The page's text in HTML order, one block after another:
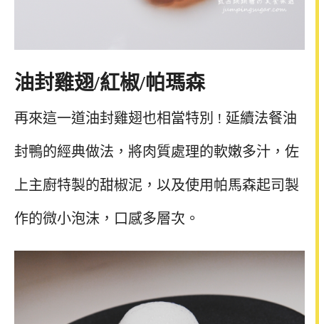
油封雞翅/紅椒/帕瑪森
再來這一道油封雞翅也相當特別 ! 延續法餐油
封鴨的經典做法，將肉質處理的軟嫩多汁，佐
上主廚特製的甜椒泥，以及使用帕馬森起司製
作的微小泡沫，口感多層次。